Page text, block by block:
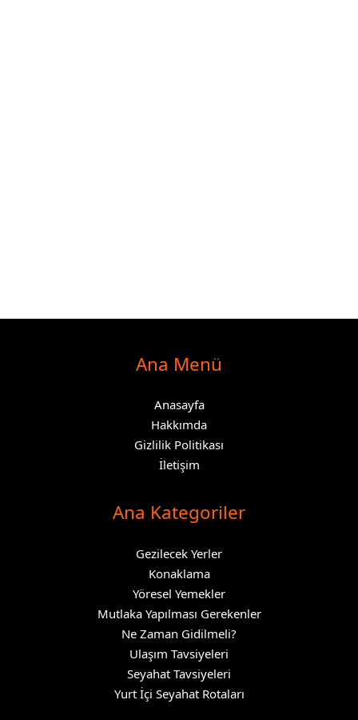
Ana Menü
Anasayfa
Hakkımda
Gizlilik Politikası
İletişim
Ana Kategoriler
Gezilecek Yerler
Konaklama
Yöresel Yemekler
Mutlaka Yapılması Gerekenler
Ne Zaman Gidilmeli?
Ulaşım Tavsiyeleri
Seyahat Tavsiyeleri
Yurt İçi Seyahat Rotaları